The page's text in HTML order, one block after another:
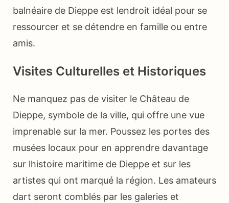
balnéaire de Dieppe est lendroit idéal pour se
ressourcer et se détendre en famille ou entre
amis.
Visites Culturelles et Historiques
Ne manquez pas de visiter le Château de
Dieppe, symbole de la ville, qui offre une vue
imprenable sur la mer. Poussez les portes des
musées locaux pour en apprendre davantage
sur lhistoire maritime de Dieppe et sur les
artistes qui ont marqué la région. Les amateurs
dart seront comblés par les galeries et